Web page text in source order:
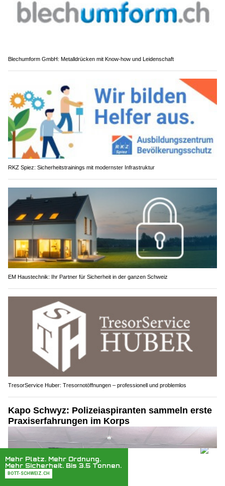
Blechumform GmbH: Metalldrücken mit Know-how und Leidenschaft
RKZ Spiez: Sicherheitstrainings mit modernster Infrastruktur
EM Haustechnik: Ihr Partner für Sicherheit in der ganzen Schweiz
TresorService Huber: Tresornotöffnungen – professionell und problemlos
Kapo Schwyz: Polizeiaspiranten sammeln erste
Praxiserfahrungen im Korps